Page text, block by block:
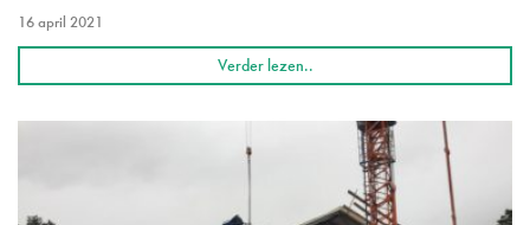
16 april 2021
Verder lezen..